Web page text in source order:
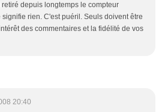
depuis longtemps le compteur
rien. C'est puéril. Seuls doivent être
des commentaires et la fidélité de vos
20:40